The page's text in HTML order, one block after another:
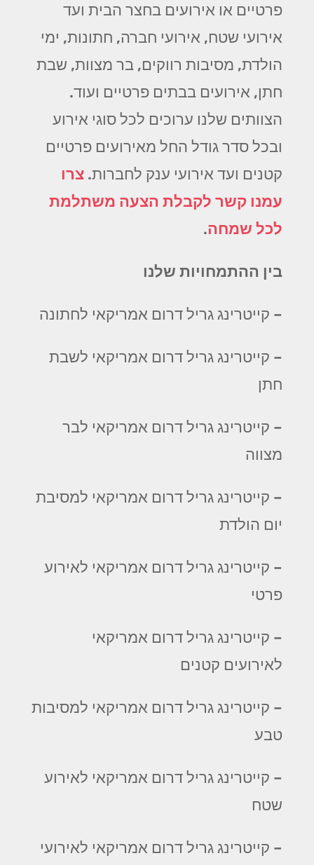
פרטיים או אירועים בחצר הבית ועד
אירועי שטח, אירועי חברה, חתונות, ימי
הולדת, מסיבות רווקים, בר מצוות, שבת
חתן, אירועים בבתים פרטיים ועוד.
הצוותים שלנו ערוכים לכל סוגי אירוע
ובכל סדר גודל החל מאירועים פרטיים
קטנים ועד אירועי ענק לחברות. צרו
עמנו קשר לקבלת הצעה משתלמת
לכל שמחה.
בין ההתמחויות שלנו
– קייטרינג גריל דרום אמריקאי לחתונה
– קייטרינג גריל דרום אמריקאי לשבת
חתן
– קייטרינג גריל דרום אמריקאי לבר
מצווה
– קייטרינג גריל דרום אמריקאי למסיבת
יום הולדת
– קייטרינג גריל דרום אמריקאי לאירוע
פרטי
– קייטרינג גריל דרום אמריקאי
לאירועים קטנים
– קייטרינג גריל דרום אמריקאי למסיבות
טבע
– קייטרינג גריל דרום אמריקאי לאירוע
שטח
– קייטרינג גריל דרום אמריקאי לאירועי